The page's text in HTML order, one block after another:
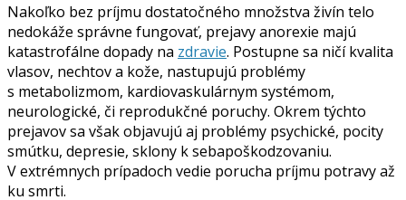
Nakoľko bez príjmu dostatočného množstva živín telo
nedokáže správne fungovať, prejavy anorexie majú
katastrofálne dopady na zdravie. Postupne sa ničí kvalita
vlasov, nechtov a kože, nastupujú problémy
s metabolizmom, kardiovaskulárnym systémom,
neurologické, či reprodukčné poruchy. Okrem týchto
prejavov sa však objavujú aj problémy psychické, pocity
smútku, depresie, sklony k sebapoškodzovaniu.
V extrémnych prípadoch vedie porucha príjmu potravy až
ku smrti.